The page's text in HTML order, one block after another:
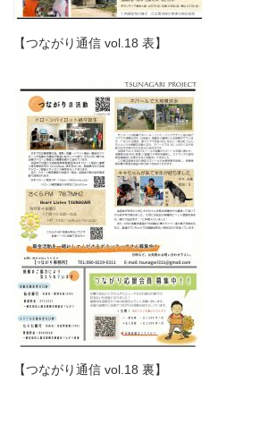
【つながり通信 vol.18 表】
【つながり通信 vol.18 裏】